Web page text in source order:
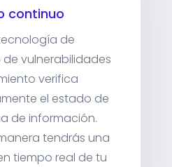
continuo
de
vulnerabilidades
verifica
el estado de
de información.
tendrás una
tiempo real de tu